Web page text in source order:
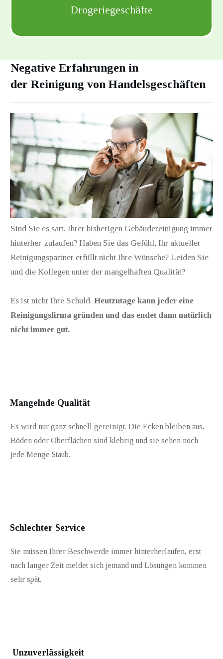
Drogeriegeschäfte
Negative Erfahrungen in
der Reinigung von Handelsgeschäften
Sind Sie es satt, Ihrer bisherigen Gebäudereinigung immer
hinterher-zulaufen? Haben Sie das Gefühl, Ihr aktueller
Reinigungspartner erfüllt nicht Ihre Wünsche? Leiden Sie
und die Kollegen unter der mangelhaften Qualität?
Es ist nicht Ihre Schuld. Heutzutage kann jeder eine
Reinigungsfirma gründen und das endet dann natürlich
nicht immer gut.
Mangelnde Qualität
Es wird nur ganz schnell gereinigt. Die Ecken bleiben aus,
Böden oder Oberflächen sind klebrig und sie sehen noch
jede Menge Staub.
Schlechter Service
Sie müssen Ihrer Beschwerde immer hinterherlaufen, erst
nach langer Zeit meldet sich jemand und Lösungen kommen
sehr spät.
Unzuverlässigkeit